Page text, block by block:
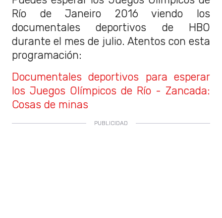
Río de Janeiro 2016 viendo los
documentales deportivos de HBO
durante el mes de julio. Atentos con esta
programación:
Documentales deportivos para esperar
los Juegos Olímpicos de Río - Zancada:
Cosas de minas